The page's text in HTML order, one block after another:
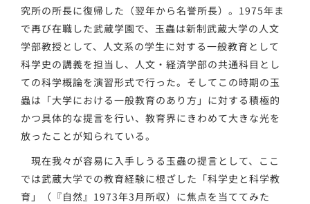
究所の所長に復帰した（翌年から名誉所長）。1975年ま
で再び在職した武蔵学園で、玉蟲は新制武蔵大学の人文
学部教授として、人文系の学生に対する一般教育として
科学史の講義を担当し、人文・経済学部の共通科目とし
ての科学概論を演習形式で行った。そしてこの時期の玉
蟲は「大学における一般教育のあり方」に対する積極的
かつ具体的な提言を行い、教育界にきわめて大きな光を
放ったことが知られている。
現在我々が容易に入手しうる玉蟲の提言として、ここ
では武蔵大学での教育経験に根ざした「科学史と科学教
育」（『自然』1973年3月所収）に焦点を当ててみた